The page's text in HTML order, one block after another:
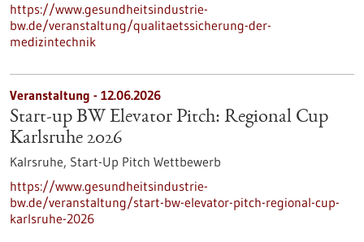
https://www.gesundheitsindustrie-
bw.de/veranstaltung/qualitaetssicherung-der-
medizintechnik
Veranstaltung - 12.06.2026
Start-up BW Elevator Pitch: Regional Cup
Karlsruhe 2026
Kalrsruhe, Start-Up Pitch Wettbewerb
https://www.gesundheitsindustrie-
bw.de/veranstaltung/start-bw-elevator-pitch-regional-cup-
karlsruhe-2026